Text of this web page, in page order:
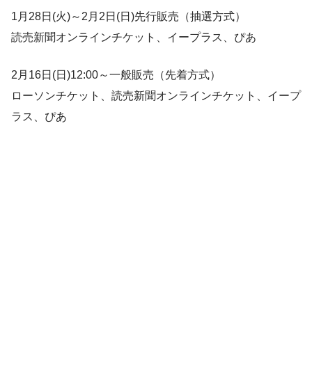
1月28日(火)～2月2日(日)先行販売（抽選方式）
読売新聞オンラインチケット、イープラス、ぴあ
2月16日(日)12:00～一般販売（先着方式）
ローソンチケット、読売新聞オンラインチケット、イープ
ラス、ぴあ